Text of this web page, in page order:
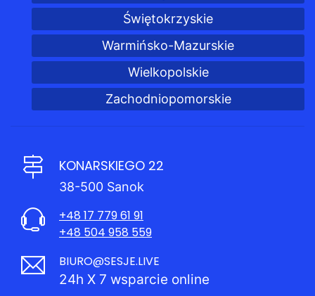
Świętokrzyskie
Warmińsko-Mazurskie
Wielkopolskie
Zachodniopomorskie
KONARSKIEGO 22
38-500 Sanok
+48 17 779 61 91
+48 504 958 559
BIURO@SESJE.LIVE
24h X 7 wsparcie online